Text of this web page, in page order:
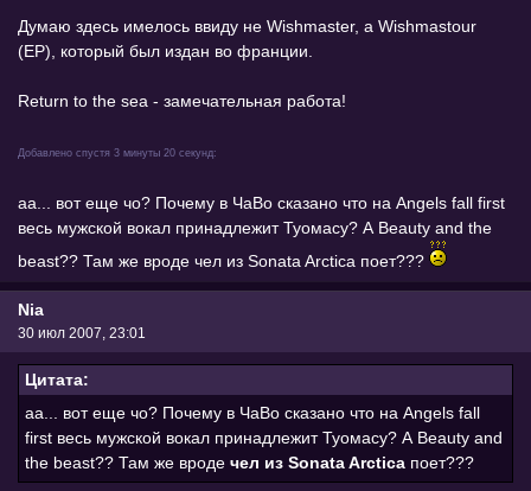
Думаю здесь имелось ввиду не Wishmaster, а Wishmastour
(EP), который был издан во франции.
Return to the sea - замечательная работа!
Добавлено спустя 3 минуты 20 секунд:
аа... вот еще чо? Почему в ЧаВо сказано что на Angels fall first
весь мужской вокал принадлежит Туомасу? А Beauty and the
beast?? Там же вроде чел из Sonata Arctica поет???
Nia
30 июл 2007, 23:01
Цитата:
аа... вот еще чо? Почему в ЧаВо сказано что на Angels fall
first весь мужской вокал принадлежит Туомасу? А Beauty and
the beast?? Там же вроде чел из Sonata Arctica поет???